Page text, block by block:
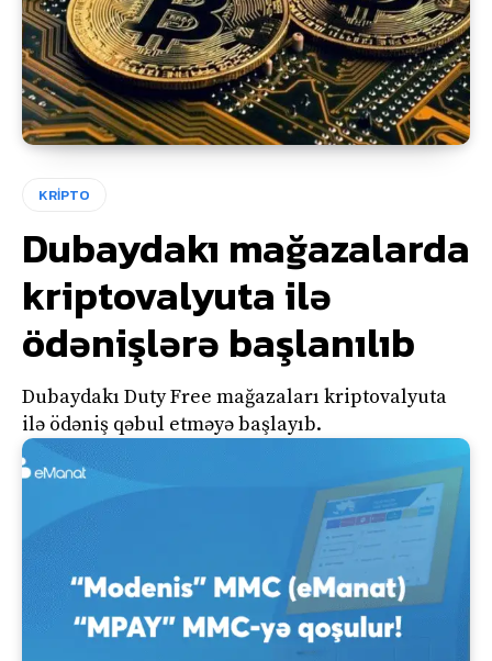
KRİPTO
Dubaydakı mağazalarda
kriptovalyuta ilə
ödənişlərə başlanılıb
Dubaydakı Duty Free mağazaları kriptovalyuta
ilə ödəniş qəbul etməyə başlayıb.